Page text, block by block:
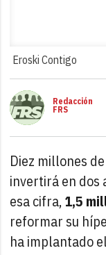
Eroski Contigo
Redacción
FRS
Diez millones
invertirá en dos
esa cifra,1,5
reformar su
ha implantado